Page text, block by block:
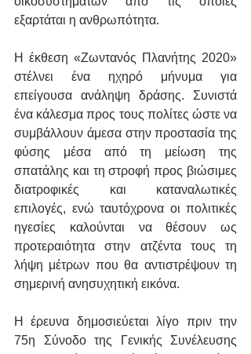
εξαρτάται η ανθρωπότητα.
Η έκθεση «Ζωντανός Πλανήτης 2020»
στέλνει ένα ηχηρό μήνυμα για
επείγουσα ανάληψη δράσης. Συνιστά
ένα κάλεσμα προς τους πολίτες ώστε να
συμβάλλουν άμεσα στην προστασία της
φύσης μέσα από τη μείωση της
σπατάλης και τη στροφή προς βιώσιμες
διατροφικές και καταναλωτικές
επιλογές, ενώ ταυτόχρονα οι πολιτικές
ηγεσίες καλούνται να θέσουν ως
προτεραιότητα στην ατζέντα τους τη
λήψη μέτρων που θα αντιστρέψουν τη
σημερινή ανησυχητική εικόνα.
Η έρευνα δημοσιεύεται λίγο πριν την
75η Σύνοδο της Γενικής Συνέλευσης